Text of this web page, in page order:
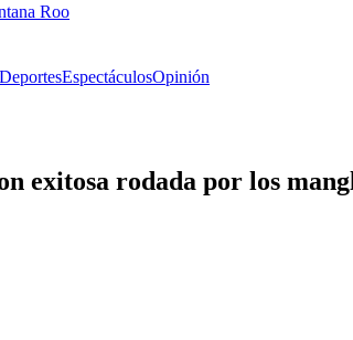
Roo
DeportesEspectáculosOpinión
exitosa rodada por los